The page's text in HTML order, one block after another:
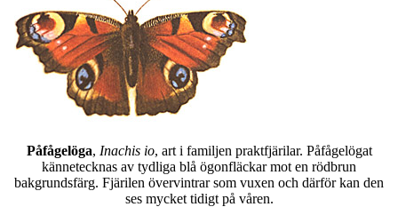
Påfågelöga, Inachis io, art i familjen praktfjärilar. Påfågelögat
kännetecknas av tydliga blå ögonfläckar mot en rödbrun
bakgrundsfärg. Fjärilen övervintrar som vuxen och därför kan den
ses mycket tidigt på våren.